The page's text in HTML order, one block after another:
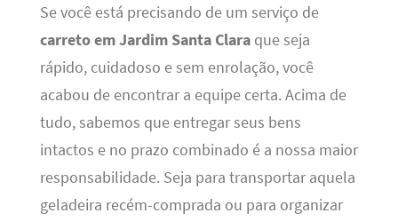
Se você está precisando de um serviço de
carreto em Jardim Santa Claraque seja
rápido, cuidadoso e sem enrolação, você
acabou de encontrar a equipe certa. Acima de
tudo, sabemos que entregar seus bens
intactos e no prazo combinado é a nossa maior
responsabilidade. Seja para transportar aquela
geladeira recém-comprada ou para organizar